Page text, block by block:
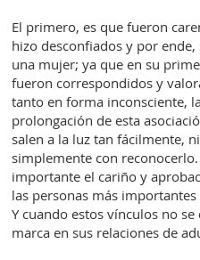
El primero, es que fueron
hizo desconfiados y por
una mujer; ya que en su
fueron correspondidos y
tanto en forma inconsciente,
prolongación de esta
salen a la luz tan fácilmente,
simplemente con
importante el cariño y
las personas más
Y cuando estos vínculos no
marca en sus relaciones de